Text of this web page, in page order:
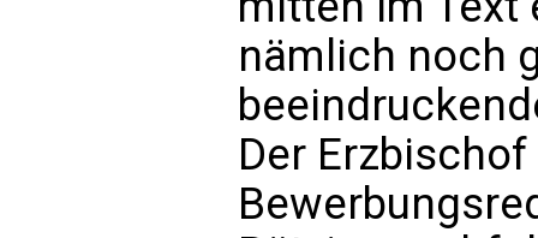
nämlich noch
Der